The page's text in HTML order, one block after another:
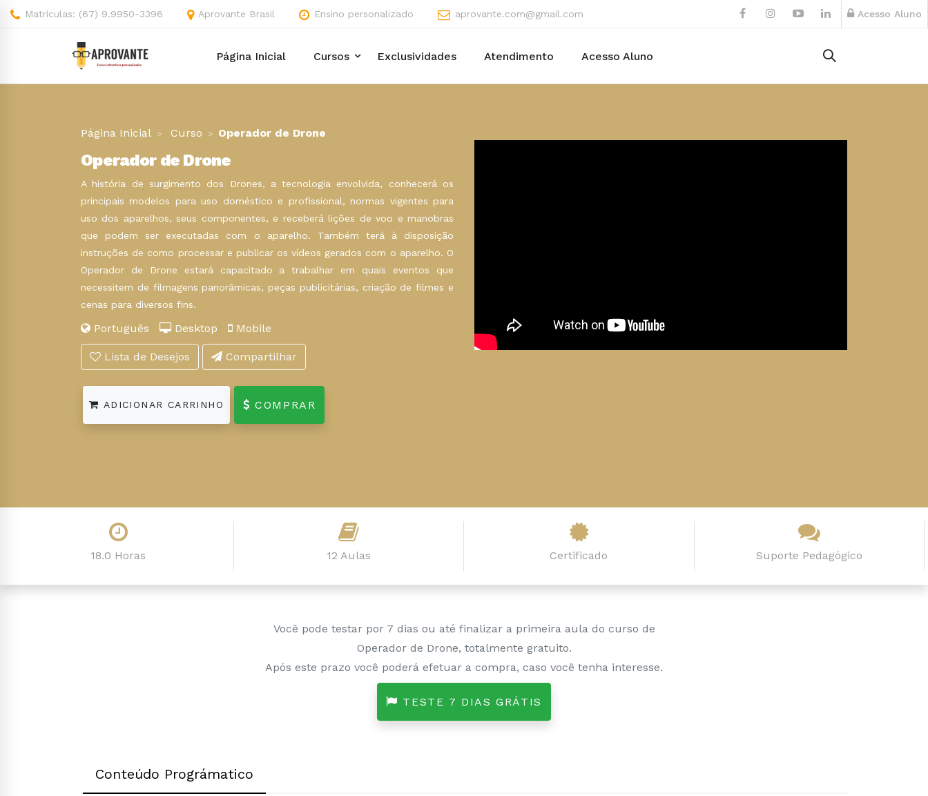
Matrículas: (67) 9.9950-3396 Aprovante Brasil Ensino personalizado aprovante.com@gmail.com Acesso Aluno
Página Inicial Cursos Exclusividades Atendimento Acesso Aluno
Página Inicial Curso Operador de Drone
Operador de Drone
A história de surgimento dos Drones, a tecnologia envolvida, conhecerá os
principais modelos para uso doméstico e profissional, normas vigentes para
uso dos aparelhos, seus componentes, e receberá lições de voo e manobras
que podem ser executadas com o aparelho. Também terá à disposição
instruções de como processar e publicar os vídeos gerados com o aparelho. O
Operador de Drone estará capacitado a trabalhar em quais eventos que
necessitem de filmagens panorâmicas, peças publicitárias, criação de filmes e
cenas para diversos fins.
Português Desktop Mobile
Lista de Desejos Compartilhar
ADICIONAR CARRINHO COMPRAR
18.0 Horas 12 Aulas Certificado Suporte Pedagógico
Você pode testar por 7 dias ou até finalizar a primeira aula do curso de
Operador de Drone, totalmente gratuito.
Após este prazo você poderá efetuar a compra, caso você tenha interesse.
TESTE 7 DIAS GRÁTIS
Conteúdo Prográmatico